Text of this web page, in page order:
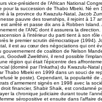
vice-président de l’African National
pour la succession de Thabo Mbeki. Né
à la province du Kwazulu-Natal, Jacob
pauvre des townships, il rejoint à 17
arrêté et passe dix ans à Robben
de l’ANC dont il assurera la direction.
à l’intérieur du parti tient à son rôle
le premier scrutin démocratique (1994).
il est au cœur des négociations qui ont
gouvernement de coalition de Nelson
Goodwill Zwelithini, il rend possible
région qui était l’épicentre des
(dominé par l’Inkatha) du Kwazulu-
Thabo Mbeki en 1999 dans un souci de
le poste). Cependant, la popularité
d’armement signés en 1998 avec la
financier, Shabir Shaik, est condamné
la chronique judiciaire durant toute
séropositive et ensuite dans l’affaire